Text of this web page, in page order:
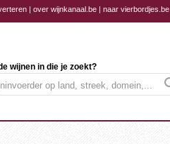
| over wijnkanaal.be | naar vierbordjes.be
wijnen in die je zoekt?